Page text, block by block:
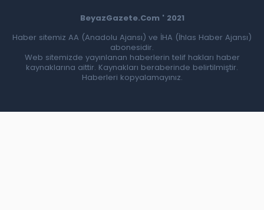
BeyazGazete.Com ' 2021
Haber sitemiz AA (Anadolu Ajansı) ve İHA (İhlas Haber Ajansı)
abonesidir.
Web sitemizde yayınlanan haberlerin telif hakları haber
kaynaklarına aittir. Kaynakları beraberinde belirtilmiştir.
Haberleri kopyalamayınız.